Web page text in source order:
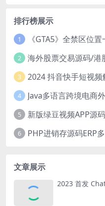
排行榜展示
1 《GTA5》全禁区位
2
3 2024 抖音快手短视
4
5 新版绿豆视频APP源
6
文章展示
2023 首发